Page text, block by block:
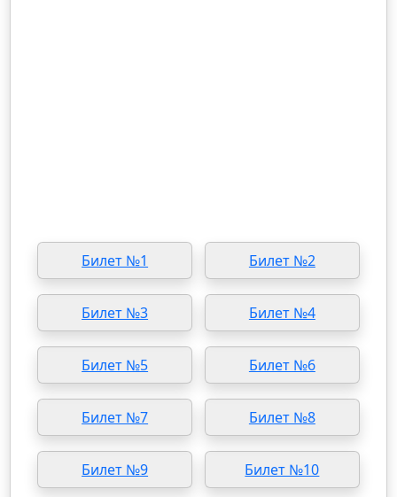
Билет №1 Билет №2
Билет №3 Билет №4
Билет №5 Билет №6
Билет №7 Билет №8
Билет №9 Билет №10